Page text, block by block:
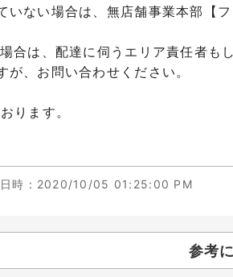
ない場合は、無店舗事業本部【
合は、配達に伺うエリア責任者も
、お問い合わせください。
ります。
時 ：2020/10/05 01:25:00 PM
参考